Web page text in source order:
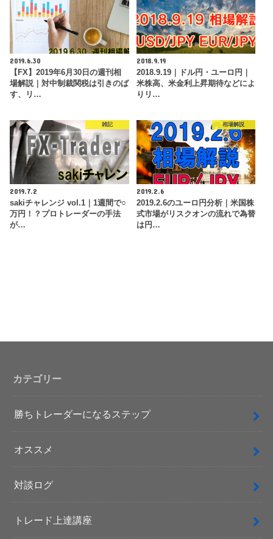
2019.6.30
【FX】2019年6月30日の週刊相
場解説｜対中制裁関税は引きのば
す、リ…
2018.9.19
2018.9.19｜ドル円・ユーロ円｜
米株高、米金利上昇期待などによ
りリ…
雑記
2019.7.2
sakiチャレンジ vol.1｜1週間で○
万円！？プロトレーダーの手法
が…
相場解説
2019.2.6
2019.2.6のユーロ円分析｜米国株
式市場がリスクオンの流れで為替
は円…
カテゴリー
勝ちトレーダーになるステップ
オススメ
対談ログ
トレード上達講座